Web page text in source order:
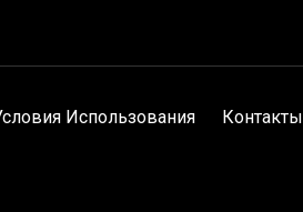
Использования Контакты